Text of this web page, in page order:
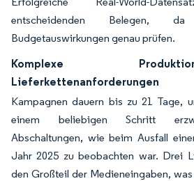
entscheidenden Belegen,
Budgetauswirkungen genau prüfen.
Komplexe
Lieferkettenanforderungen
Kampagnen dauern bis zu 21 Tage,
einem beliebigen Schritt
Abschaltungen, wie beim Ausfall
Jahr 2025 zu beobachten war. Drei
den Großteil der Medieneingaben,